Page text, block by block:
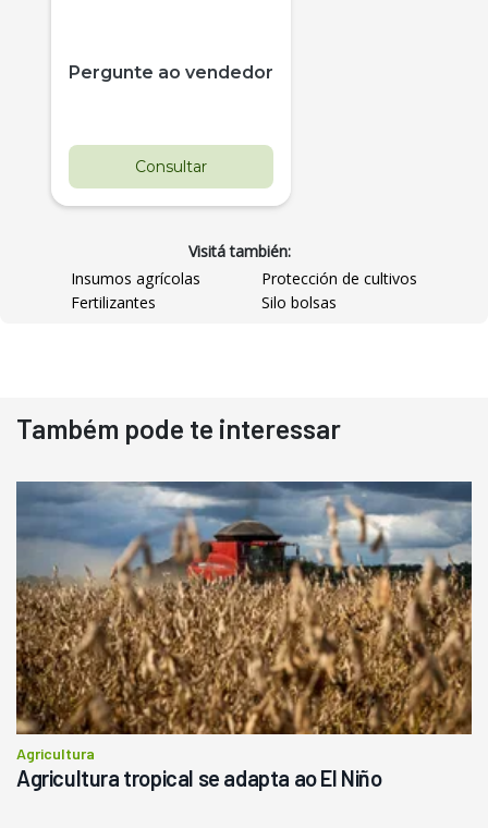
Pergunte ao vendedor
Consultar
Pá Carregadeira Cat 966
Ano 1987
R$ 145.000
Consultar
Visitá también:
Insumos agrícolas
Protección de cultivos
Fertilizantes
Silo bolsas
Também pode te interessar
Agricultura
Agricultura tropical se adapta ao El Niño